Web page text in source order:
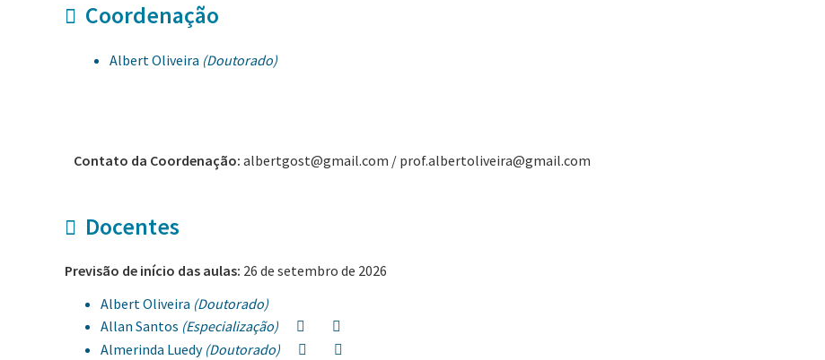
Coordenação
Albert Oliveira (Doutorado)
Contato da Coordenação: albertgost@gmail.com / prof.albertoliveira@gmail.com
Docentes
Previsão de início das aulas: 26 de setembro de 2026
Albert Oliveira (Doutorado)
Allan Santos (Especialização)
Almerinda Luedy (Doutorado)